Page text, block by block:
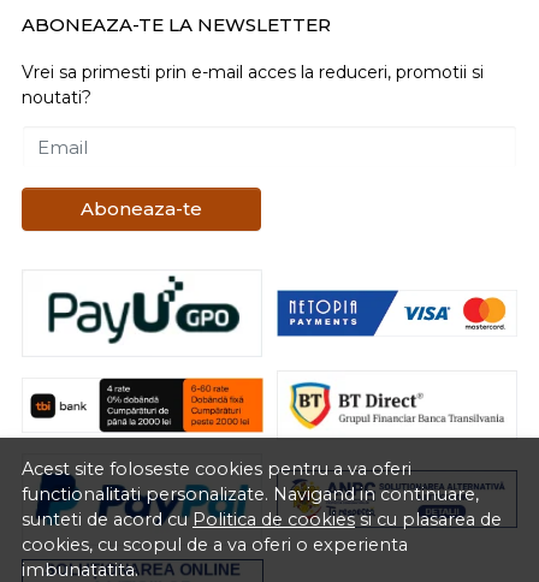
Acest site foloseste cookies pentru a va oferi
functionalitati personalizate. Navigand in continuare,
sunteti de acord cu Politica de cookiessi cu plasarea de
cookies, cu scopul de a va oferi o experienta
imbunatatita.
ABONEAZA-TE LA NEWSLETTER
Vrei sa primesti prin e-mail acces la reduceri, promotii si
noutati?
Email
Aboneaza-te